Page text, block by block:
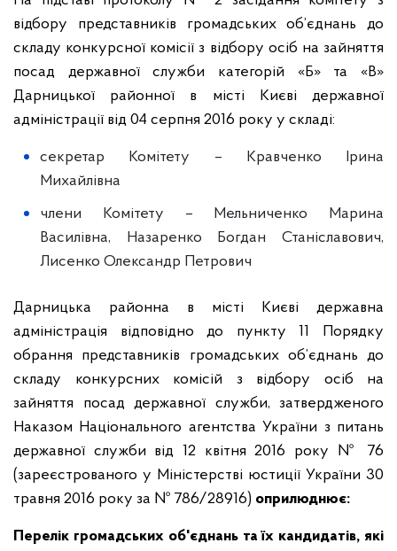
відбору представників громадських об’єднань до
складу конкурсної комісії з відбору осіб на зайняття
посад державної служби категорій «Б» та «В»
Дарницької районної в місті Києві державної
адміністрації від 04 серпня 2016 року у складі:
секретар Комітету – Кравченко Ірина
Михайлівна
члени Комітету – Мельниченко Марина
Василівна, Назаренко Богдан Станіславович,
Лисенко Олександр Петрович
Дарницька районна в місті Києві державна
адміністрація відповідно до пункту 11 Порядку
обрання представників громадських об’єднань до
складу конкурсних комісій з відбору осіб на
зайняття посад державної служби, затвердженого
Наказом Національного агентства України з питань
державної служби від 12 квітня 2016 року № 76
(зареєстрованого у Міністерстві юстиції України 30
травня 2016 року за № 786/28916) оприлюднює:
Перелік громадських об'єднань та їх кандидатів, які